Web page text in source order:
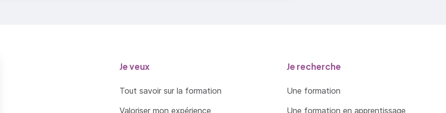
Je veux
Tout savoir sur la formation
Valoriser mon expérience
Je recherche
Une formation
Une formation en apprentissage